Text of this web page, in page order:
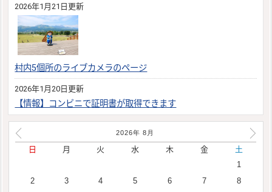
2026年1月21日更新
村内5個所のライブカメラのページ
2026年1月20日更新
【情報】コンビニで証明書が取得できます
2026年 8 月
日 月 火 水 木 金
土
1
2
3 4 5 6 7
8